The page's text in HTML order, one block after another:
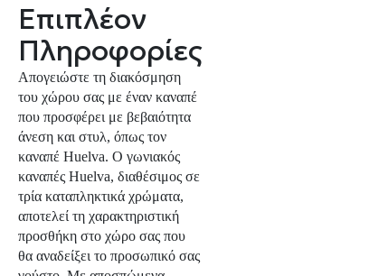
Επιπλέον
Πληροφορίες
Απογειώστε τη διακόσμηση
του χώρου σας με έναν καναπέ
που προσφέρει με βεβαιότητα
άνεση και στυλ, όπως τον
καναπέ Huelva. Ο γωνιακός
καναπές Huelva, διαθέσιμος σε
τρία καταπληκτικά χρώματα,
αποτελεί τη χαρακτηριστική
προσθήκη στο χώρο σας που
θα αναδείξει το προσωπικό σας